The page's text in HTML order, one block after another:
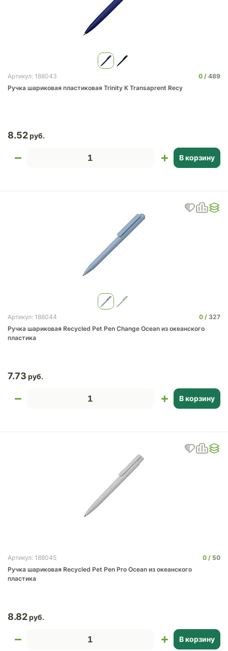
Артикул: 188043 0
489
Ручка шариковая пластиковая Trinity K Transaprent Recy
8.52
В корзину
Артикул: 188044 0
327
Ручка шариковая Recycled Pet Pen Change Ocean из океанского
пластика
7.73
В корзину
Артикул: 188045 0
50
Ручка шариковая Recycled Pet Pen Pro Ocean из океанского
пластика
8.82
В корзину